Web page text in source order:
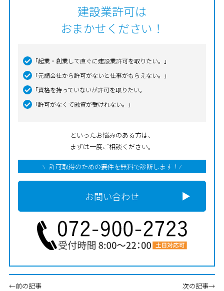
建設業許可は
おまかせください！
「起業・創業して直ぐに建設業許可を取りたい。」
「元請会社から許可がないと仕事がもらえない。」
「資格を持っていないが許可を取りたい。
「許可がなくて融資が受けれない。」
といったお悩みのある方は、
まずは一度ご相談ください。
許可取得のための要件を無料で診断します！
お問い合わせ
←前の記事 次の記事→